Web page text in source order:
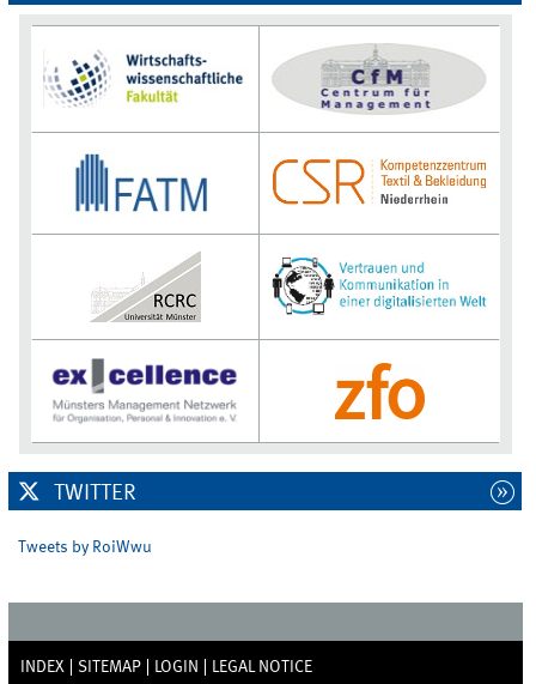
TWITTER
Tweets by RoiWwu
INDEX SITEMAP LOGIN LEGAL NOTICE